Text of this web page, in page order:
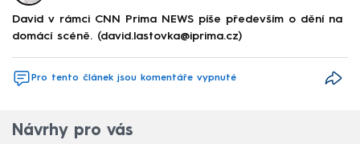
David v rámci CNN Prima NEWS píše především o dění na
domácí scéně. (david.lastovka@iprima.cz)
Pro tento článek jsou komentáře vypnuté
Návrhy pro vás